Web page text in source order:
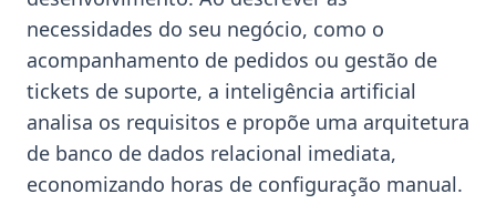
necessidades do seu negócio, como o
acompanhamento de pedidos ou gestão de
tickets de suporte, a inteligência artificial
analisa os requisitos e propõe uma arquitetura
de banco de dados relacional imediata,
economizando horas de configuração manual.